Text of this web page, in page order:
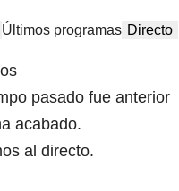
Últimos programas Directo
pasado fue anterior
acabado.
al directo.